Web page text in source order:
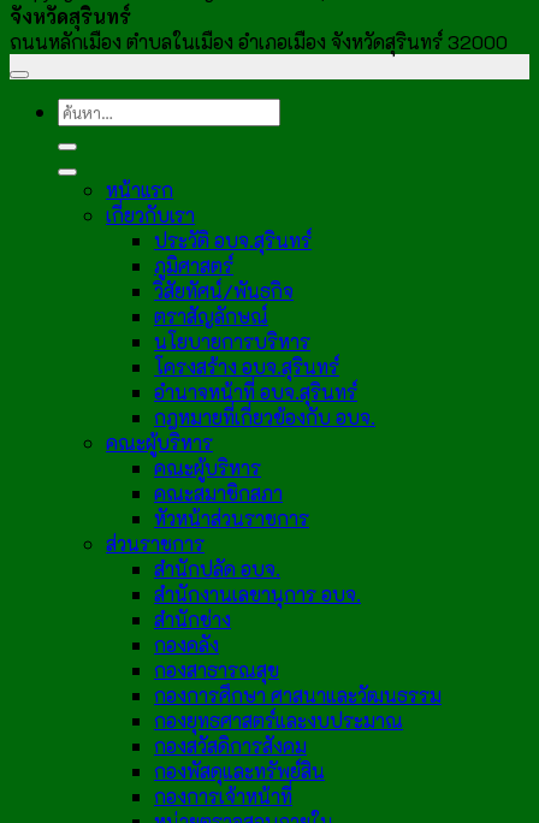
จังหวัดสุรินทร์
ถนนหลักเมือง ตำบลในเมือง อำเภอเมือง จังหวัดสุรินทร์ 32000
หน้าแรก
เกี่ยวกับเรา
ประวัติ อบจ.สุรินทร์
ภูมิศาสตร์
วิสัยทัศน์/พันธกิจ
ตราสัญลักษณ์
นโยบายการบริหาร
โครงสร้าง อบจ.สุรินทร์
อำนาจหน้าที่ อบจ.สุรินทร์
กฎหมายที่เกี่ยวข้องกับ อบจ.
คณะผู้บริหาร
คณะผู้บริหาร
คณะสมาชิกสภา
หัวหน้าส่วนราชการ
ส่วนราชการ
สำนักปลัด อบจ.
สำนักงานเลขานุการ อบจ.
สำนักช่าง
กองคลัง
กองสาธารณสุข
กองการศึกษา ศาสนาและวัฒนธรรม
กองยุทธศาสตร์และงบประมาณ
กองสวัสดิการสังคม
กองพัสดุและทรัพย์สิน
กองการเจ้าหน้าที่